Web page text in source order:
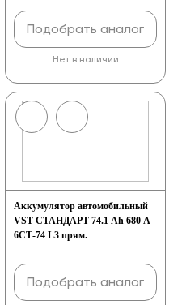
Подобрать аналог
Нет в наличии
Аккумулятор автомобильный
VST СТАНДАРТ 74.1 Ah 680 A
6СТ-74 L3 прям.
Подобрать аналог